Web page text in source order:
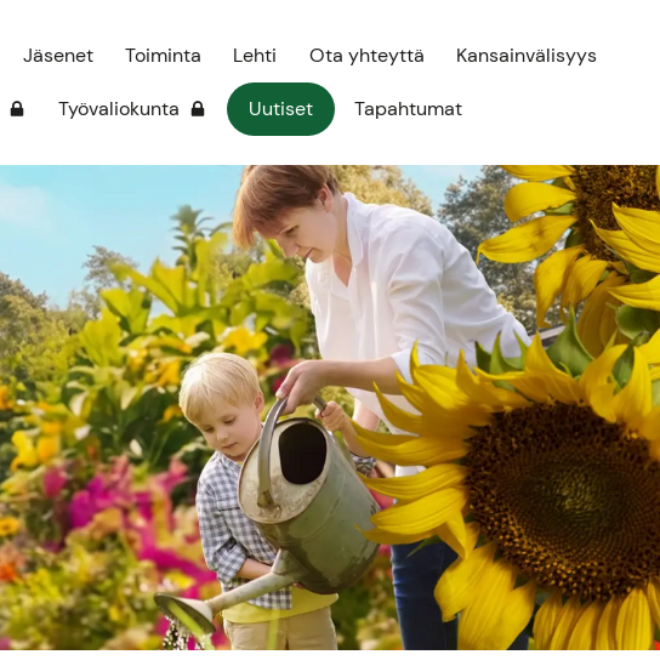
Jäsenet Toiminta Lehti Ota yhteyttä Kansainvälisyys
Työvaliokunta Uutiset Tapahtumat